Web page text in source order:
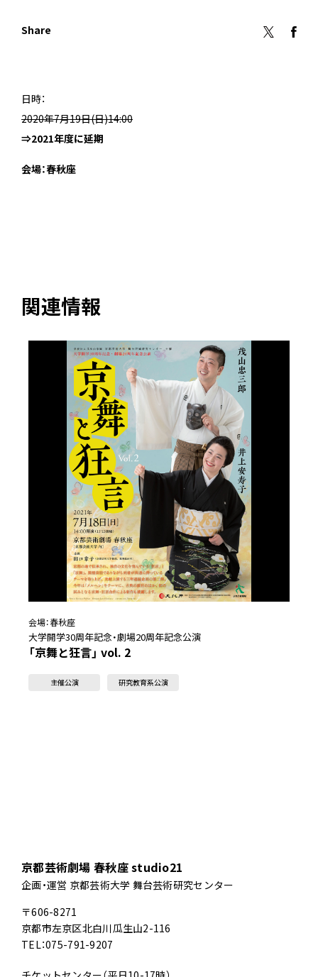
Share
日時：
2020年7月19日(日)14:00
⇒2021年度に延期
会場：春秋座
関連情報
会場：春秋座
大学開学30周年記念・劇場20周年記念公演
「京舞と狂言」 vol. 2
主催公演 研究教育系公演
京都芸術劇場 春秋座 studio21
企画・運営 京都芸術大学 舞台芸術研究センター
〒606-8271
京都市左京区北白川瓜生山2-116
TEL：075-791-9207